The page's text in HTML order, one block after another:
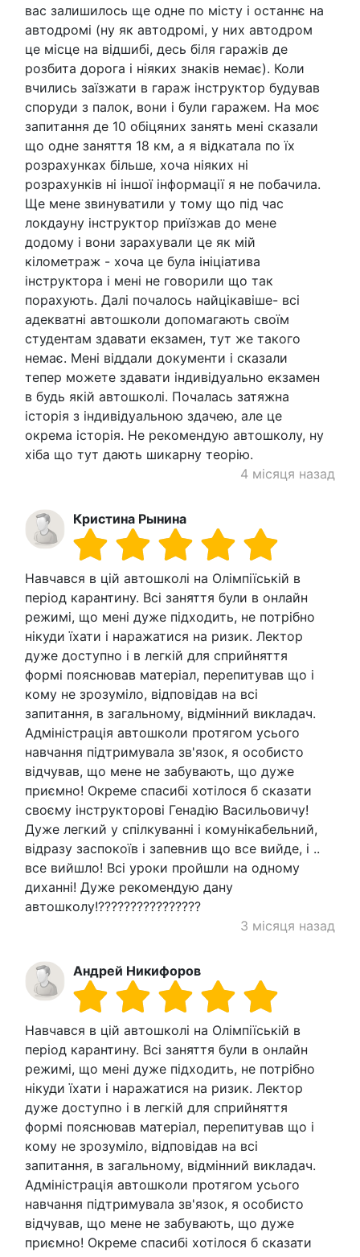
вас залишилось ще одне по місту і останнє на
автодромі (ну як автодромі, у них автодром
це місце на відшибі, десь біля гаражів де
розбита дорога і ніяких знаків немає). Коли
вчились заїзжати в гараж інструктор будував
споруди з палок, вони і були гаражем. На моє
запитання де 10 обіцяних занять мені сказали
що одне заняття 18 км, а я відкатала по їх
розрахунках більше, хоча ніяких ні
розрахунків ні іншої інформації я не побачила.
Ще мене звинуватили у тому що під час
локдауну інструктор приїзжав до мене
додому і вони зарахували це як мій
кілометраж - хоча це була ініціатива
інструктора і мені не говорили що так
порахують. Далі почалось найцікавіше- всі
адекватні автошколи допомагають своїм
студентам здавати екзамен, тут же такого
немає. Мені віддали документи і сказали
тепер можете здавати індивідуально екзамен
в будь якій автошколі. Почалась затяжна
історія з індивідуальною здачею, але це
окрема історія. Не рекомендую автошколу, ну
хіба що тут дають шикарну теорію.
4 місяця назад
Кристина Рынина
Навчався в цій автошколі на Олімпіїській в
період карантину. Всі заняття були в онлайн
режимі, що мені дуже підходить, не потрібно
нікуди їхати і наражатися на ризик. Лектор
дуже доступно і в легкій для сприйняття
формі пояснював матеріал, перепитував що і
кому не зрозуміло, відповідав на всі
запитання, в загальному, відмінний викладач.
Адміністрація автошколи протягом усього
навчання підтримувала зв'язок, я особисто
відчував, що мене не забувають, що дуже
приємно! Окреме спасибі хотілося б сказати
своєму інструкторові Генадію Васильовичу!
Дуже легкий у спілкуванні і комунікабельний,
відразу заспокоїв і запевнив що все вийде, і ..
все вийшло! Всі уроки пройшли на одному
диханні! Дуже рекомендую дану
автошколу!????????????????
3 місяця назад
Андрей Никифоров
Навчався в цій автошколі на Олімпіїській в
період карантину. Всі заняття були в онлайн
режимі, що мені дуже підходить, не потрібно
нікуди їхати і наражатися на ризик. Лектор
дуже доступно і в легкій для сприйняття
формі пояснював матеріал, перепитував що і
кому не зрозуміло, відповідав на всі
запитання, в загальному, відмінний викладач.
Адміністрація автошколи протягом усього
навчання підтримувала зв'язок, я особисто
відчував, що мене не забувають, що дуже
приємно! Окреме спасибі хотілося б сказати